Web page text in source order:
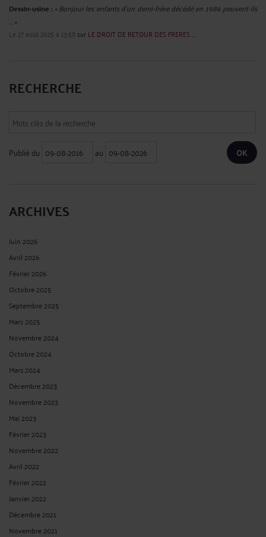
Dessin-usine : « Bonjour les enfants d'un demi-frère décédé en 1986 peuvent-ils
... »
Le 27 août 2025 à 13:58 sur LE DROIT DE RETOUR DES FRERES ...
RECHERCHE
Publié du au
ARCHIVES
Juin 2026
Avril 2026
Février 2026
Octobre 2025
Septembre 2025
Mars 2025
Novembre 2024
Octobre 2024
Mars 2024
Décembre 2023
Novembre 2023
Mai 2023
Février 2023
Novembre 2022
Avril 2022
Février 2022
Janvier 2022
Décembre 2021
Novembre 2021